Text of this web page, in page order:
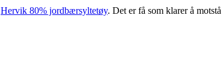
Hervik 80% jordbærsyltetøy. Det er få som klarer å